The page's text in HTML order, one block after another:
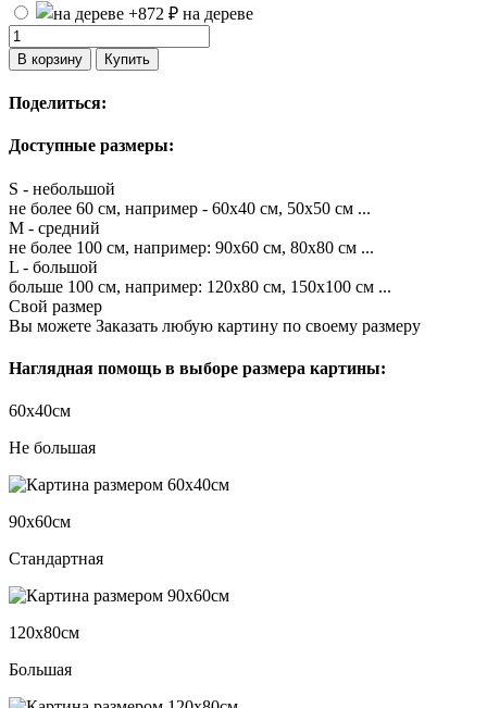
на дереве
В корзину Купить
Поделиться:
Доступные размеры:
S - небольшой
не более 60 см, например - 60х40 см, 50х50 см ...
M - средний
не более 100 см, например: 90х60 см, 80х80 см ...
L - большой
больше 100 см, например: 120х80 см, 150х100 см ...
Свой размер
Вы можете Заказать любую картину по своему размеру
Наглядная помощь в выборе размера картины:
60х40см
Не большая
90х60см
Стандартная
120х80см
Большая